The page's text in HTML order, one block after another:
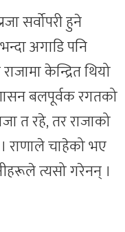
सर्वोपरी हुने
अगाडि पनि
केन्द्रित थियो
बलपूर्वक रगतको
त रहे, तर राजाको
राणाले चाहेको भए
त्यसो गरेनन् ।